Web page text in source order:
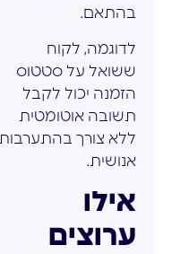
בהתאם.
לדוגמה, לקוח
ששואל על סטטוס
הזמנה יכול לקבל
תשובה אוטומטית
ללא צורך בהתערבות
אנושית.
אילו
ערוצים